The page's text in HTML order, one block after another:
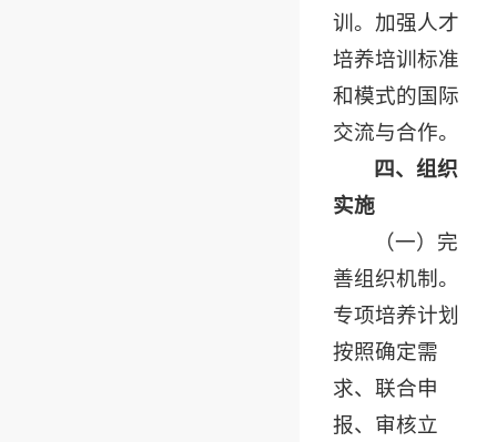
训。加强人才
培养培训标准
和模式的国际
交流与合作。
四、组织
实施
（一）完
善组织机制。
专项培养计划
按照确定需
求、联合申
报、审核立